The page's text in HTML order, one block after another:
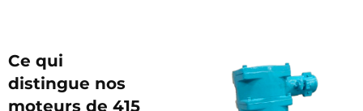
Ce qui
distingue nos
moteurs de 415